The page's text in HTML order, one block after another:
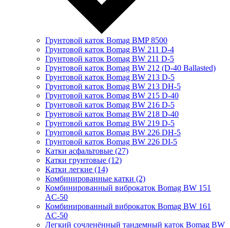
Грунтовой каток Bomag BMP 8500
Грунтовой каток Bomag BW 211 D-4
Грунтовой каток Bomag BW 211 D-5
Грунтовой каток Bomag BW 212 (D-40 Ballasted)
Грунтовой каток Bomag BW 213 D-5
Грунтовой каток Bomag BW 213 DH-5
Грунтовой каток Bomag BW 215 D-40
Грунтовой каток Bomag BW 216 D-5
Грунтовой каток Bomag BW 218 D-40
Грунтовой каток Bomag BW 219 D-5
Грунтовой каток Bomag BW 226 DH-5
Грунтовой каток Bomag BW 226 DI-5
Катки асфальтовые (27)
Катки грунтовые (12)
Катки легкие (14)
Комбинированные катки (2)
Комбинированный виброкаток Bomag BW 151
AC-50
Комбинированный виброкаток Bomag BW 161
AC-50
Легкий сочленённый тандемный каток Bomag BW